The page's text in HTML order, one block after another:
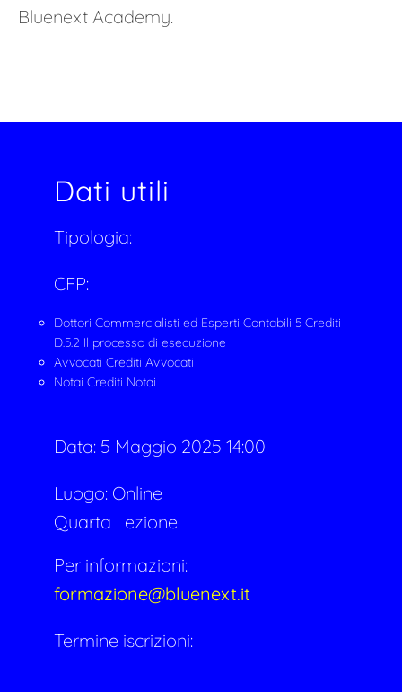
Bluenext Academy.
Dati utili
Tipologia:
CFP:
Dottori Commercialisti ed Esperti Contabili 5 Crediti
D.5.2 Il processo di esecuzione
Avvocati Crediti Avvocati
Notai Crediti Notai
Data: 5 Maggio 2025 14:00
Luogo: Online
Quarta Lezione
Per informazioni:
formazione@bluenext.it
Termine iscrizioni: